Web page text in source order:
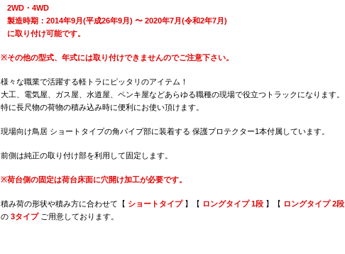
2WD・4WD
製造時期：2014年9月(平成26年9月) 〜 2020年7月(令和2年7月)
に取り付け可能です。
※その他の型式、年式には取り付けできませんのでご注意下さい。
様々な職業で活躍する軽トラにピッタリのアイテム！
大工、電気屋、ガス屋、水道屋、ペンキ屋などあらゆる職種の現場で役立つトラックになります。
特に長尺物の荷物の積み込み時に便利にお使い頂けます。
現場向け鳥居 ショートタイプの角パイプ部に装着する 保護プロテクター1本付属しています。
前側は純正の取り付け部を利用して固定します。
※荷台側の固定は荷台床面に穴開け加工が必要です。
積み荷の形状や積み方に合わせて【 ショートタイプ】【 ロングタイプ 1段 】【 ロングタイプ 2段
の 3タイプご用意しております。